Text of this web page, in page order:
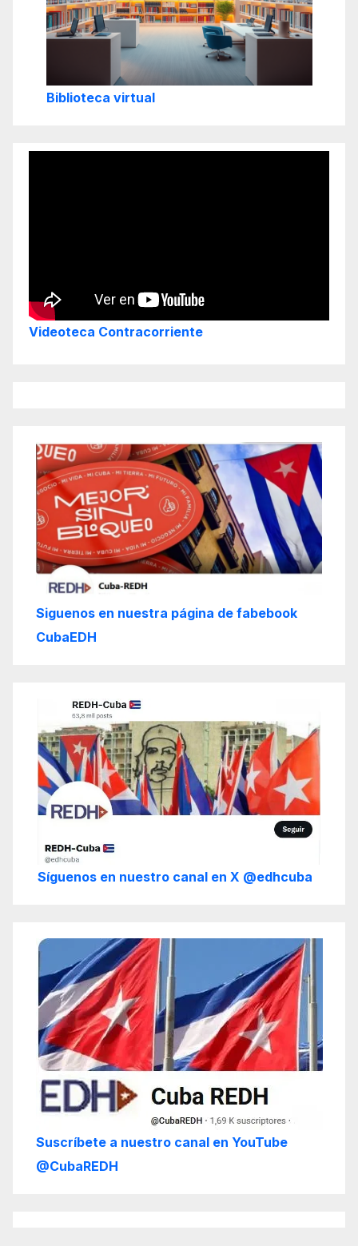
Biblioteca virtual
Videoteca Contracorriente
Siguenos en nuestra página de fabebook
CubaEDH
Síguenos en nuestro canal en X @edhcuba
Suscríbete a nuestro canal en YouTube
@CubaREDH